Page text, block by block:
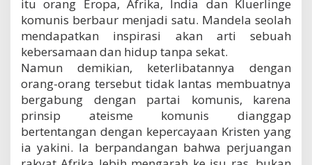
itu orang Eropa, Afrika, India dan Kluerlinge
komunis berbaur menjadi satu. Mandela seolah
mendapatkan inspirasi akan arti sebuah
kebersamaan dan hidup tanpa sekat.
Namun demikian, keterlibatannya dengan
orang-orang tersebut tidak lantas membuatnya
bergabung dengan partai komunis, karena
prinsip ateisme komunis dianggap
bertentangan dengan kepercayaan Kristen yang
ia yakini. Ia berpandangan bahwa perjuangan